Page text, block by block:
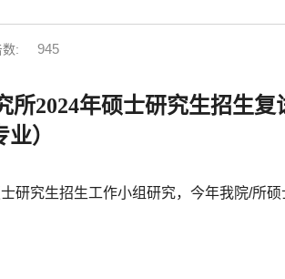
: 945
2024年硕士研究生招生复
）
研究生招生工作小组研究，今年我院/所